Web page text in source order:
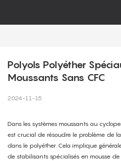
Polyols Polyéther
Moussants Sans CFC
2024-11-15
Dans les systèmes moussants au
est crucial de résoudre le problème de
dans le polyéther. Cela implique
de stabilisants spécialisés en mousse